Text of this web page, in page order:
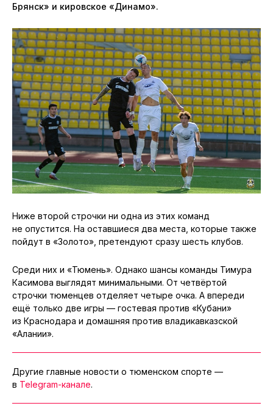
Брянск» и кировское «Динамо».
Ниже второй строчки ни одна из этих команд
не опустится. На оставшиеся два места, которые также
пойдут в «Золото», претендуют сразу шесть клубов.
Среди них и «Тюмень». Однако шансы команды Тимура
Касимова выглядят минимальными. От четвёртой
строчки тюменцев отделяет четыре очка. А впереди
ещё только две игры — гостевая против «Кубани»
из Краснодара и домашняя против владикавказской
«Алании».
Другие главные новости о тюменском спорте —
в Telegram-канале.